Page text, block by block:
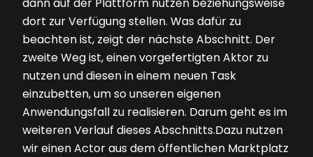
dort zur Verfügung stellen. Was dafür zu
beachten ist, zeigt der nächste Abschnitt. Der
zweite Weg ist, einen vorgefertigten Aktor zu
nutzen und diesen in einem neuen Task
einzubetten, um so unseren eigenen
Anwendungsfall zu realisieren. Darum geht es im
weiteren Verlauf dieses Abschnitts.Dazu nutzen
wir einen Actor aus dem öffentlichen Marktplatz